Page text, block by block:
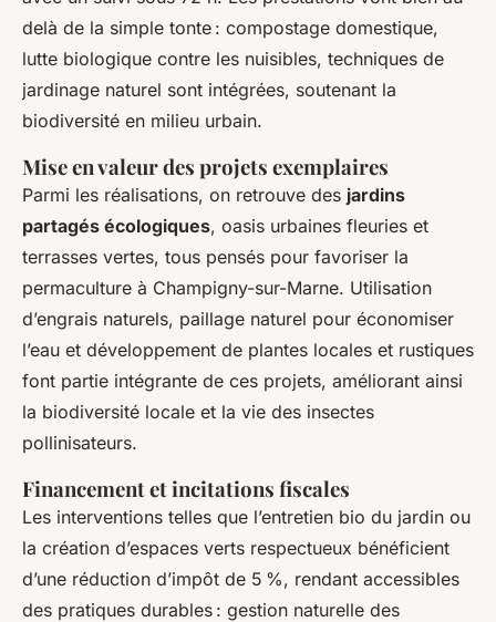
delà de la simple tonte : compostage domestique,
lutte biologique contre les nuisibles, techniques de
jardinage naturel sont intégrées, soutenant la
biodiversité en milieu urbain.
Mise en valeur des projets exemplaires
Parmi les réalisations, on retrouve des jardins
partagés écologiques, oasis urbaines fleuries et
terrasses vertes, tous pensés pour favoriser la
permaculture à Champigny-sur-Marne. Utilisation
d’engrais naturels, paillage naturel pour économiser
l’eau et développement de plantes locales et rustiques
font partie intégrante de ces projets, améliorant ainsi
la biodiversité locale et la vie des insectes
pollinisateurs.
Financement et incitations fiscales
Les interventions telles que l’entretien bio du jardin ou
la création d’espaces verts respectueux bénéficient
d’une réduction d’impôt de 5 %, rendant accessibles
des pratiques durables : gestion naturelle des